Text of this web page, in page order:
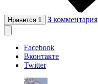
Нравится 1 3 комментария
Facebook
Вконтакте
Twitter